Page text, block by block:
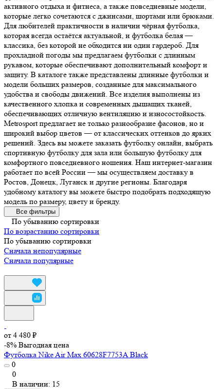
активного отдыха и фитнеса, а также повседневные модели,
которые легко сочетаются с джинсами, шортами или брюками.
Для любителей практичности в наличии чёрная футболка,
которая всегда остаётся актуальной, и футболка белая —
классика, без которой не обходится ни один гардероб. Для
прохладной погоды мы предлагаем футболки с длинным
рукавом, которые обеспечивают дополнительный комфорт и
защиту. В каталоге также представлены длинные футболки и
модели больших размеров, созданные для максимального
удобства и свободы движений. Все изделия выполнены из
качественного хлопка и современных дышащих тканей,
обеспечивающих отличную вентиляцию и износостойкость.
Metrosport предлагает не только разнообразие фасонов, но и
широкий выбор цветов — от классических оттенков до ярких
решений. Здесь вы можете заказать футболку онлайн, выбрать
спортивную футболку для зала или большую футболку для
комфортного повседневного ношения. Наш интернет-магазин
работает по всей России — мы осуществляем доставку в
Ростов, Донецк, Луганск и другие регионы. Благодаря
удобному каталогу вы можете быстро подобрать подходящую
модель по размеру, цвету и бренду.
Все фильтры
По убыванию сортировки
По возрастанию сортировки
По убыванию сортировки
Сначала непопулярные
Сначала популярные
от 4 480 ₽
-8% Выгодная цена
Футболка Nike Air Max 60628F7753A Black
0
0
В наличии: 15